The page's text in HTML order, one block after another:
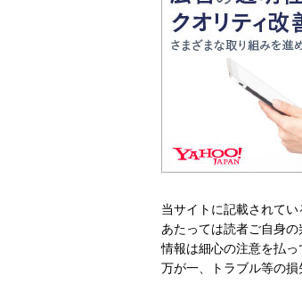
当サイトに記載されて
あたっては読者ご自身
情報は細心の注意を払
万が一、トラブル等の